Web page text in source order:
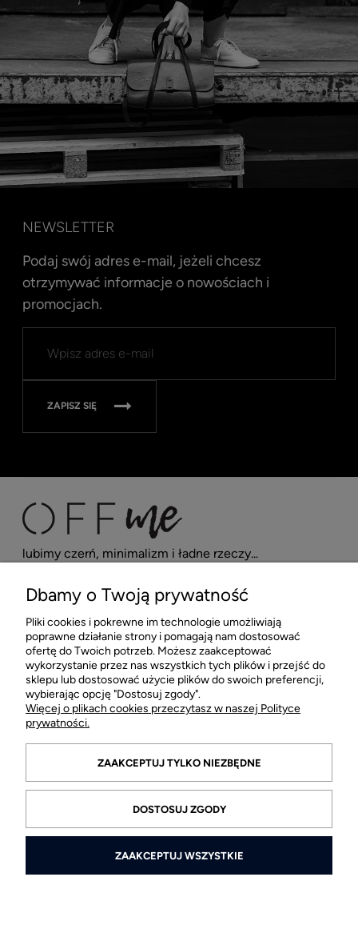
NEWSLETTER
Podaj swój adres e-mail, jeżeli chcesz
otrzymywać informacje o nowościach i
promocjach.
ZAPISZ SIĘ
lubimy czerń, minimalizm i ładne rzeczy...
664 005 362
info@offme.pl
pl. Solny 15
50-062 Wrocław
STOPKA
Dbamy o Twoją prywatność
Pliki cookies i pokrewne im technologie umożliwiają
poprawne działanie strony i pomagają nam dostosować
ofertę do Twoich potrzeb. Możesz zaakceptować
wykorzystanie przez nas wszystkich tych plików i przejść do
sklepu lub dostosować użycie plików do swoich preferencji,
wybierając opcję "Dostosuj zgody".
Więcej o plikach cookies przeczytasz w naszej Polityce
prywatności.
ZAAKCEPTUJ TYLKO NIEZBĘDNE
DOSTOSUJ ZGODY
ZAAKCEPTUJ WSZYSTKIE